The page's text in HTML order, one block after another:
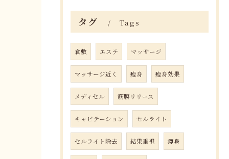
タグ Tags
倉敷 エステ マッサージ
マッサージ近く 瘦身 瘦身効果
メディセル 筋膜リリース
キャビテーション セルライト
セルライト除去 結果重視 痩身